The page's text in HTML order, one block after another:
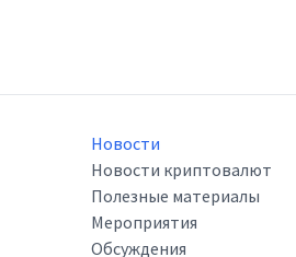
Новости
Новости криптовалют
Полезные материалы
Мероприятия
Обсуждения